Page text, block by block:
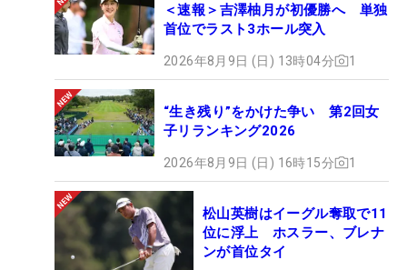
＜速報＞吉澤柚月が初優勝へ 単独
首位でラスト3ホール突入
2026年8月9日 (日) 13時04分 1
“生き残り”をかけた争い 第2回女
子リランキング2026
2026年8月9日 (日) 16時15分 1
松山英樹はイーグル奪取で11
位に浮上 ホスラー、ブレナ
ンが首位タイ